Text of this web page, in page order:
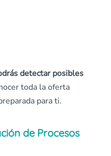
detectar posibles
toda la oferta
para ti.
de Procesos